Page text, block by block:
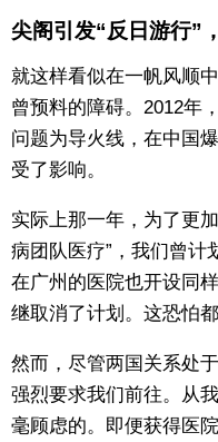
尖阁引发“反日游行”
就这样看似在一帆风顺
曾预料的障碍。2012年
问题为导火线，在中国
受了影响。
实际上那一年，为了更
病团队医疗”，我们曾计
在广州的医院也开设同
继取消了计划。这恐怕
然而，尽管两国关系处
强烈要求我们前往。从
毫顾虑的。即便获得医